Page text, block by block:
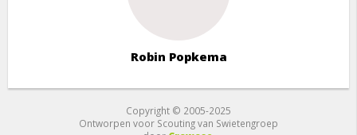
Robin Popkema
Copyright © 2005-2025
Ontworpen voor Scouting van Swietengroep